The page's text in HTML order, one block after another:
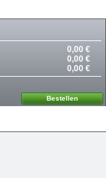
0,00 €
0,00 €
0,00 €
Bestellen